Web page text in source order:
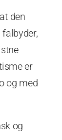
den
er
og med
og